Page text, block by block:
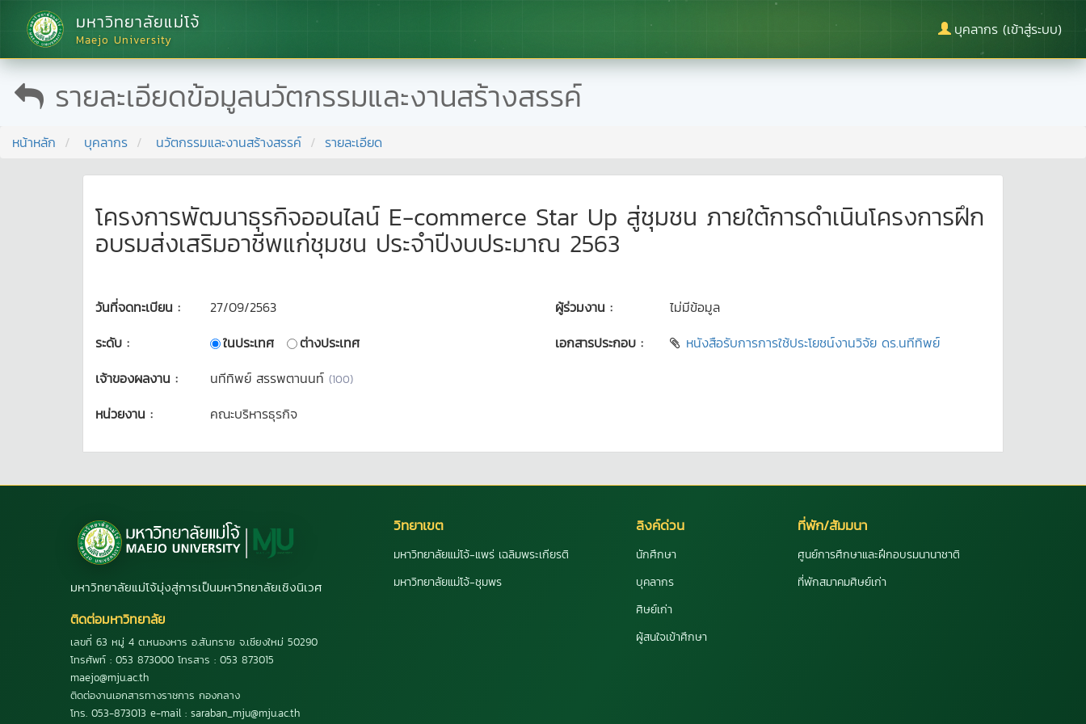
มหาวิทยาลัยแม่โจ้
Maejo University
บุคลากร (เข้าสู่ระบบ)
รายละเอียดข้อมูลนวัตกรรมและงานสร้างสรรค์
หน้าหลัก บุคลากร นวัตกรรมและงานสร้างสรรค์ รายละเอียด
โครงการพัฒนาธุรกิจออนไลน์ E-commerce Star Up สู่ชุมชน ภายใต้การดำเนินโครงการฝึก
อบรมส่งเสริมอาชีพแก่ชุมชน ประจำปีงบประมาณ 2563
วันที่จดทะเบียน :
27/09/2563
ระดับ :
ในประเทศ
ต่างประเทศ
เจ้าของผลงาน :
นทีทิพย์ สรรพตานนท์ (100)
หน่วยงาน : คณะบริหารธุรกิจ
ผู้ร่วมงาน :
ไม่มีข้อมูล
เอกสารประกอบ :
หนังสือรับการการใช้ประโยชน์งานวิจัย ดร.นทีทิพย์
มหาวิทยาลัยแม่โจ้มุ่งสู่การเป็นมหาวิทยาลัยเชิงนิเวศ
ติดต่อมหาวิทยาลัย
เลขที่ 63 หมู่ 4 ต.หนองหาร อ.สันทราย จ.เชียงใหม่ 50290
โทรศัพท์ : 053 873000 โทรสาร : 053 873015
maejo@mju.ac.th
ติดต่องานเอกสารทางราชการ กองกลาง
โทร. 053-873013 e-mail : saraban_mju@mju.ac.th
วิทยาเขต
มหาวิทยาลัยแม่โจ้-แพร่ เฉลิมพระเกียรติ
มหาวิทยาลัยแม่โจ้-ชุมพร
ลิงค์ด่วน
นักศึกษา
บุคลากร
ศิษย์เก่า
ผู้สนใจเข้าศึกษา
ที่พัก/สัมมนา
ศูนย์การศึกษาและฝึกอบรมนานาชาติ
ที่พักสมาคมศิษย์เก่า